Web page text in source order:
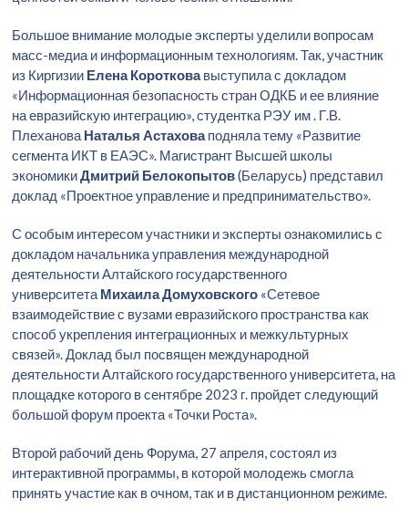
Большое внимание молодые эксперты уделили вопросам
масс-медиа и информационным технологиям. Так, участник
из Киргизии Елена Коротковавыступила с докладом
«Информационная безопасность стран ОДКБ и ее влияние
на евразийскую интеграцию», студентка РЭУ им . Г.В.
Плеханова Наталья Астаховаподняла тему «Развитие
сегмента ИКТ в ЕАЭС». Магистрант Высшей школы
экономикиДмитрий Белокопытов(Беларусь) представил
доклад «Проектное управление и предпринимательство».
С особым интересом участники и эксперты ознакомились с
докладом начальника управления международной
деятельности Алтайского государственного
университета Михаила Домуховского «Сетевое
взаимодействие с вузами евразийского пространства как
способ укрепления интеграционных и межкультурных
связей». Доклад был посвящен международной
деятельности Алтайского государственного университета, на
площадке которого в сентябре 2023 г. пройдет следующий
большой форум проекта «Точки Роста».
Второй рабочий день Форума, 27 апреля, состоял из
интерактивной программы, в которой молодежь смогла
принять участие как в очном, так и в дистанционном режиме.